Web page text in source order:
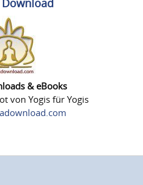
& eBooks
von Yogis für Yogis